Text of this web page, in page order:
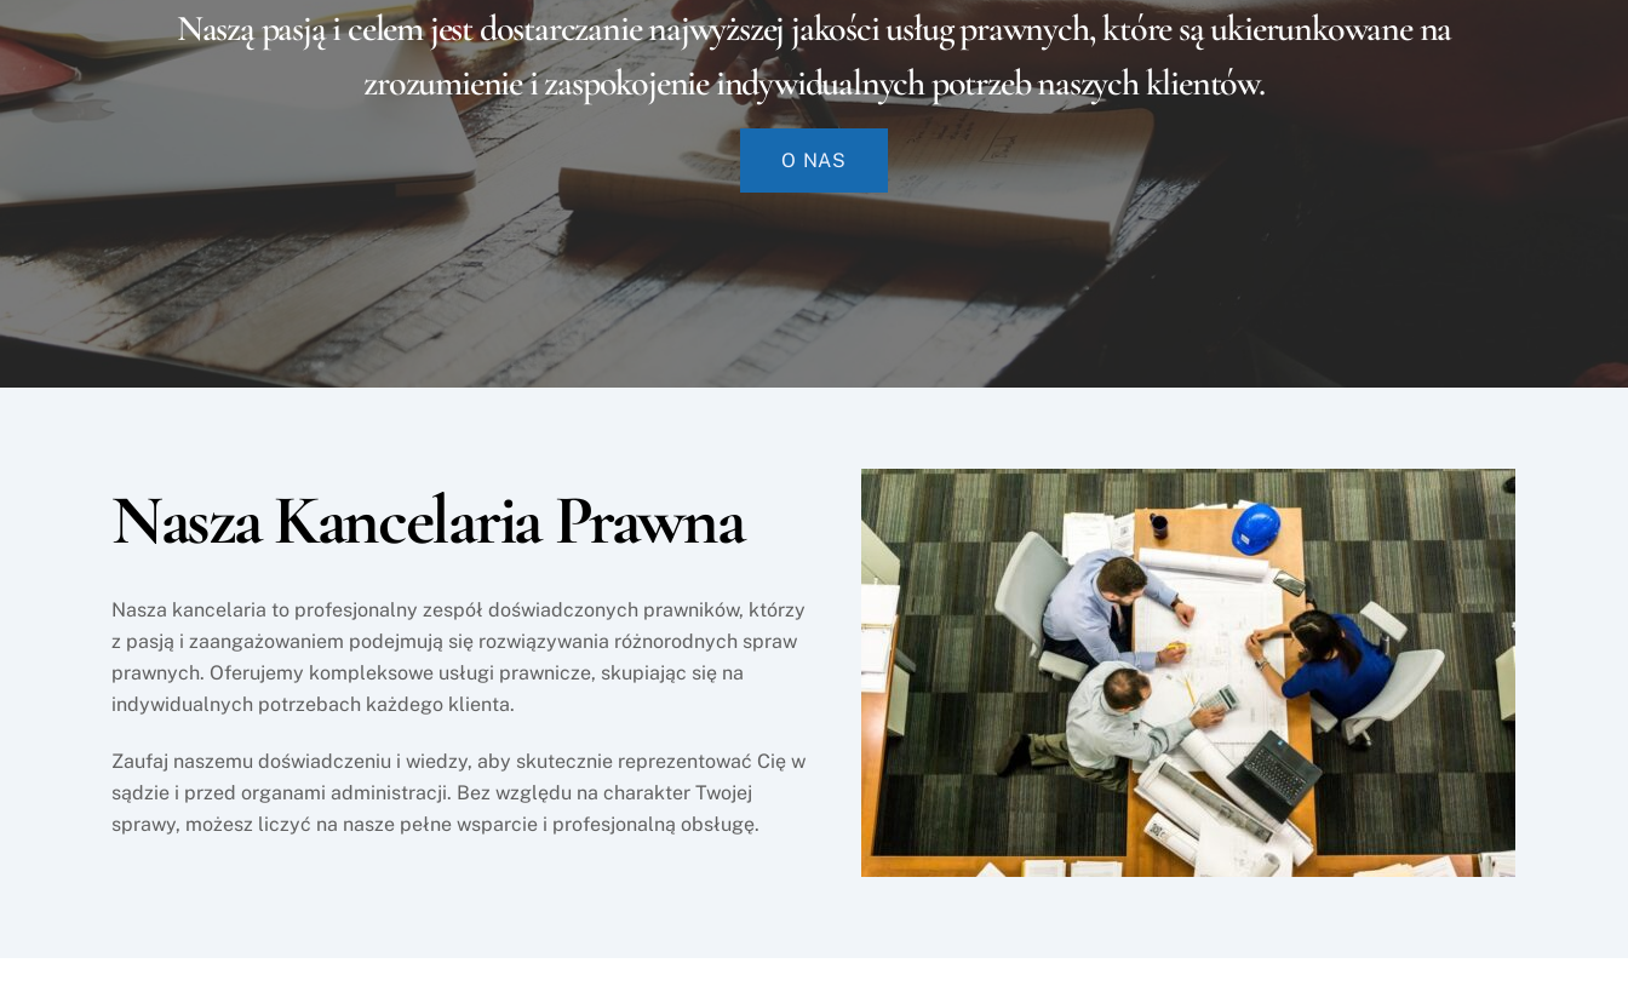
Naszą pasją i celem jest dostarczanie najwyższej jakości usług prawnych, które są ukierunkowane na
zrozumienie i zaspokojenie indywidualnych potrzeb naszych klientów.
O NAS
Nasza Kancelaria Prawna
Nasza kancelaria to profesjonalny zespół doświadczonych prawników, którzy
z pasją i zaangażowaniem podejmują się rozwiązywania różnorodnych spraw
prawnych. Oferujemy kompleksowe usługi prawnicze, skupiając się na
indywidualnych potrzebach każdego klienta.
Zaufaj naszemu doświadczeniu i wiedzy, aby skutecznie reprezentować Cię w
sądzie i przed organami administracji. Bez względu na charakter Twojej
sprawy, możesz liczyć na nasze pełne wsparcie i profesjonalną obsługę.